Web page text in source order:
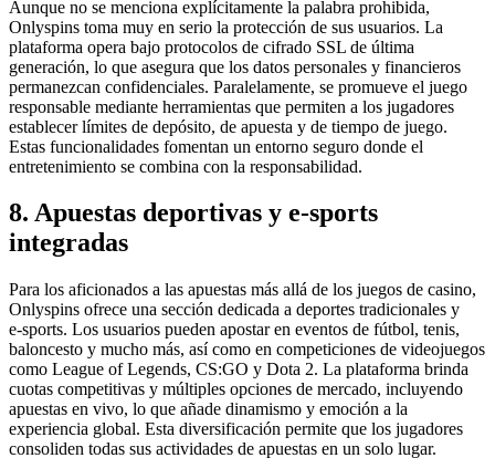
Aunque no se menciona explícitamente la palabra prohibida,
Onlyspins toma muy en serio la protección de sus usuarios. La
plataforma opera bajo protocolos de cifrado SSL de última
generación, lo que asegura que los datos personales y financieros
permanezcan confidenciales. Paralelamente, se promueve el juego
responsable mediante herramientas que permiten a los jugadores
establecer límites de depósito, de apuesta y de tiempo de juego.
Estas funcionalidades fomentan un entorno seguro donde el
entretenimiento se combina con la responsabilidad.
8. Apuestas deportivas y e‑sports
integradas
Para los aficionados a las apuestas más allá de los juegos de casino,
Onlyspins ofrece una sección dedicada a deportes tradicionales y
e‑sports. Los usuarios pueden apostar en eventos de fútbol, tenis,
baloncesto y mucho más, así como en competiciones de videojuegos
como League of Legends, CS:GO y Dota 2. La plataforma brinda
cuotas competitivas y múltiples opciones de mercado, incluyendo
apuestas en vivo, lo que añade dinamismo y emoción a la
experiencia global. Esta diversificación permite que los jugadores
consoliden todas sus actividades de apuestas en un solo lugar.